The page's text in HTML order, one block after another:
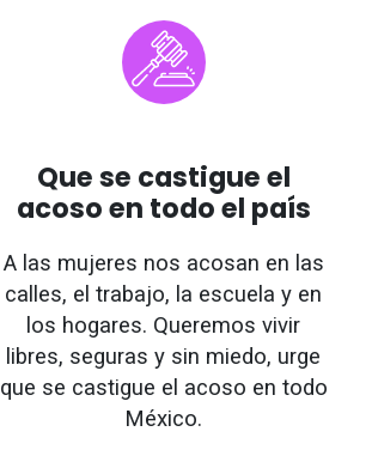
Que se castigue el
acoso en todo el país
A las mujeres nos acosan en las
calles, el trabajo, la escuela y en
los hogares. Queremos vivir
libres, seguras y sin miedo, urge
que se castigue el acoso en todo
México.